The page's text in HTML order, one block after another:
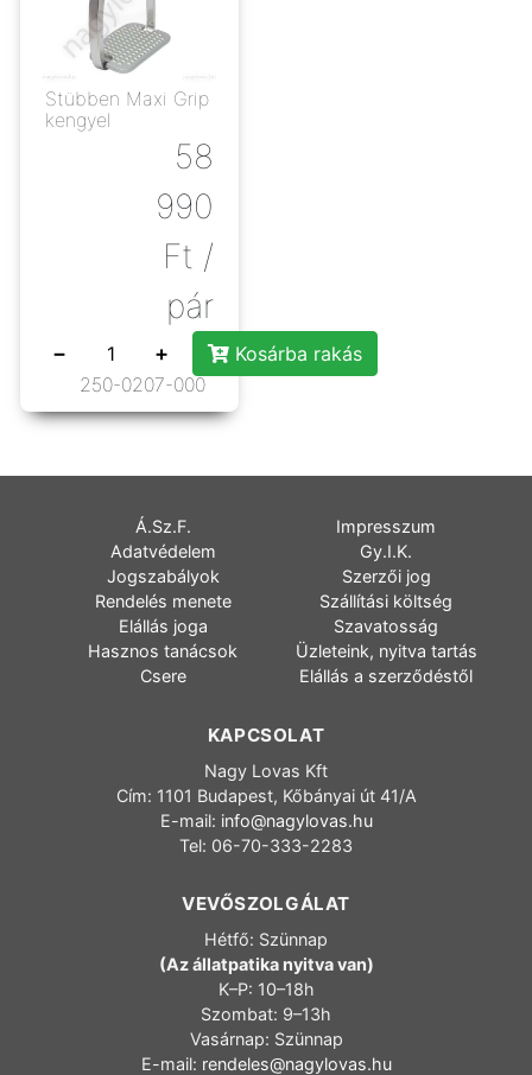
Stübben Maxi Grip
kengyel
58
990
Ft /
pár
− +
Kosárba rakás
250-0207-000
Á.Sz.F.
Impresszum
Adatvédelem
Gy.I.K.
Jogszabályok
Szerzői jog
Rendelés menete
Szállítási költség
Elállás joga
Szavatosság
Hasznos tanácsok
Üzleteink, nyitva tartás
Csere
Elállás a szerződéstől
KAPCSOLAT
Nagy Lovas Kft
Cím: 1101 Budapest, Kőbányai út 41/A
E-mail: info@nagylovas.hu
Tel: 06-70-333-2283
VEVŐSZOLGÁLAT
Hétfő: Szünnap
(Az állatpatika nyitva van)
K–P: 10–18h
Szombat: 9–13h
Vasárnap: Szünnap
E-mail: rendeles@nagylovas.hu